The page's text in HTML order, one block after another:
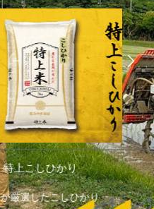
かり
こしひかり
地
石